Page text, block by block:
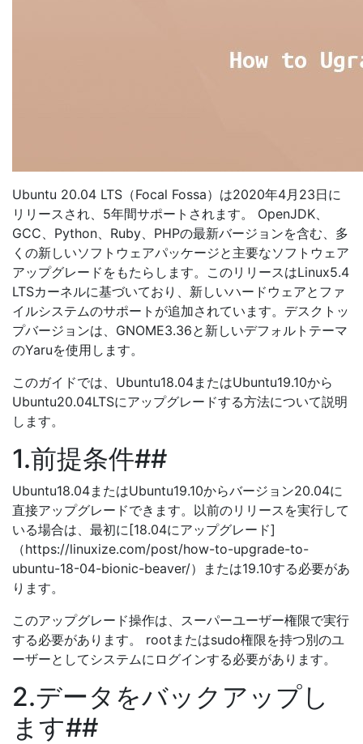
Ubuntu 20.04 LTS（Focal Fossa）は2020年4月23日に
リリースされ、5年間サポートされます。 OpenJDK、
GCC、Python、Ruby、PHPの最新バージョンを含む、多
くの新しいソフトウェアパッケージと主要なソフトウェア
アップグレードをもたらします。このリリースはLinux5.4
LTSカーネルに基づいており、新しいハードウェアとファ
イルシステムのサポートが追加されています。デスクトッ
プバージョンは、GNOME3.36と新しいデフォルトテーマ
のYaruを使用します。
このガイドでは、Ubuntu18.04またはUbuntu19.10から
Ubuntu20.04LTSにアップグレードする方法について説明
します。
1.前提条件##
Ubuntu18.04またはUbuntu19.10からバージョン20.04に
直接アップグレードできます。以前のリリースを実行して
いる場合は、最初に[18.04にアップグレード]
（https://linuxize.com/post/how-to-upgrade-to-
ubuntu-18-04-bionic-beaver/）または19.10する必要があ
ります。
このアップグレード操作は、スーパーユーザー権限で実行
する必要があります。 rootまたはsudo権限を持つ別のユ
ーザーとしてシステムにログインする必要があります。
2.データをバックアップし
ます##